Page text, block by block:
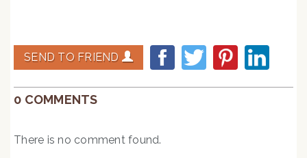
SEND TO FRIEND
0 COMMENTS
There is no comment found.